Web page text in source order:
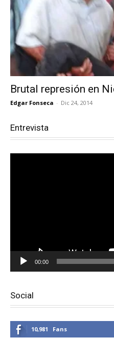
Brutal represión en
Edgar Fonseca - Dic 24, 2014
Entrevista
00:00
Social
10,981 Fans